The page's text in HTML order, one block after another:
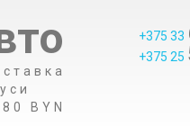
BYN
+375 33
+375 25